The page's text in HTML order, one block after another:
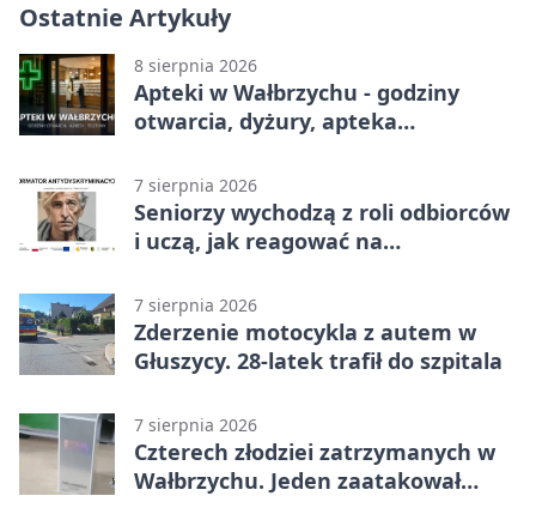
Ostatnie Artykuły
8 sierpnia 2026
Apteki w Wałbrzychu - godziny
otwarcia, dyżury, apteka
7 sierpnia 2026
Seniorzy wychodzą z roli odbiorców
i uczą, jak reagować na
7 sierpnia 2026
Zderzenie motocykla z autem w
Głuszycy. 28-latek trafił do szpitala
7 sierpnia 2026
Czterech złodziei zatrzymanych w
Wałbrzychu. Jeden zaatakował